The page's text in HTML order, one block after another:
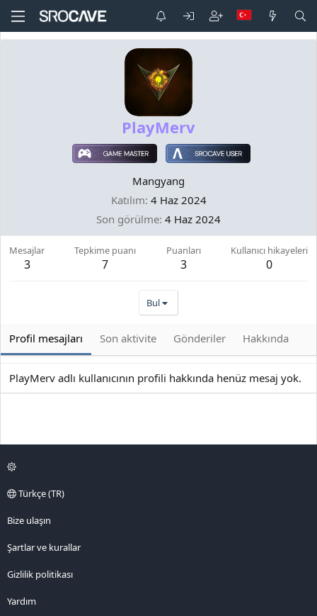
PlayMerv
Mangyang
Katılım 4 Haz 2024
Son görülme 4 Haz 2024
Mesajlar
3
Tepkime puanı
7
Puanları
3
Kullanıcı hikayeleri
0
Bul
Profil mesajları Son aktivite Gönderiler Hakkında
PlayMerv adlı kullanıcının profili hakkında henüz mesaj yok.
Türkçe (TR)
Bize ulaşın
Şartlar ve kurallar
Gizlilik politikası
Yardım